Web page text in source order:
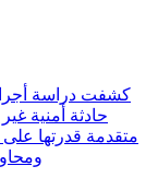
كشفت دراسة
حادثة أمنية
متقدمة قدرتها